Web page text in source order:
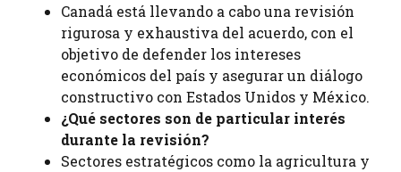
Canadá está llevando a cabo una revisión
rigurosa y exhaustiva del acuerdo, con el
objetivo de defender los intereses
económicos del país y asegurar un diálogo
constructivo con Estados Unidos y México.
¿Qué sectores son de particular interés
durante la revisión?
Sectores estratégicos como la agricultura y